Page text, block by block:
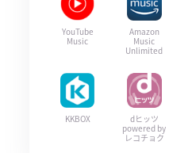
YouTube
Music
Amazon
Music
Unlimited
KKBOX
dヒッツ
powered by
レコチョク